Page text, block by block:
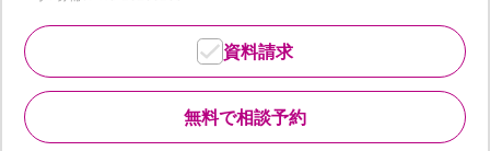
無料で相談予約
資料請求